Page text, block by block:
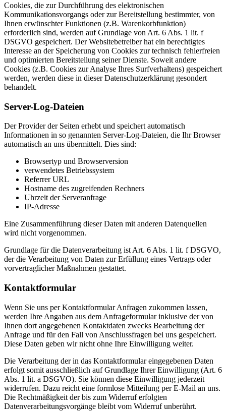
Cookies, die zur Durchführung des elektronischen
Kommunikationsvorgangs oder zur Bereitstellung bestimmter, von
Ihnen erwünschter Funktionen (z.B. Warenkorbfunktion)
erforderlich sind, werden auf Grundlage von Art. 6 Abs. 1 lit. f
DSGVO gespeichert. Der Websitebetreiber hat ein berechtigtes
Interesse an der Speicherung von Cookies zur technisch fehlerfreien
und optimierten Bereitstellung seiner Dienste. Soweit andere
Cookies (z.B. Cookies zur Analyse Ihres Surfverhaltens) gespeichert
werden, werden diese in dieser Datenschutzerklärung gesondert
behandelt.
Server-Log-Dateien
Der Provider der Seiten erhebt und speichert automatisch
Informationen in so genannten Server-Log-Dateien, die Ihr Browser
automatisch an uns übermittelt. Dies sind:
Browsertyp und Browserversion
verwendetes Betriebssystem
Referrer URL
Hostname des zugreifenden Rechners
Uhrzeit der Serveranfrage
IP-Adresse
Eine Zusammenführung dieser Daten mit anderen Datenquellen
wird nicht vorgenommen.
Grundlage für die Datenverarbeitung ist Art. 6 Abs. 1 lit. f DSGVO,
der die Verarbeitung von Daten zur Erfüllung eines Vertrags oder
vorvertraglicher Maßnahmen gestattet.
Kontaktformular
Wenn Sie uns per Kontaktformular Anfragen zukommen lassen,
werden Ihre Angaben aus dem Anfrageformular inklusive der von
Ihnen dort angegebenen Kontaktdaten zwecks Bearbeitung der
Anfrage und für den Fall von Anschlussfragen bei uns gespeichert.
Diese Daten geben wir nicht ohne Ihre Einwilligung weiter.
Die Verarbeitung der in das Kontaktformular eingegebenen Daten
erfolgt somit ausschließlich auf Grundlage Ihrer Einwilligung (Art. 6
Abs. 1 lit. a DSGVO). Sie können diese Einwilligung jederzeit
widerrufen. Dazu reicht eine formlose Mitteilung per E-Mail an uns.
Die Rechtmäßigkeit der bis zum Widerruf erfolgten
Datenverarbeitungsvorgänge bleibt vom Widerruf unberührt.